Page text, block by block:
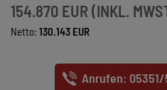
MARKENWELT
KONTAKT
154.870 EUR (INKL.
Netto: 130.143 EUR
Anrufen: